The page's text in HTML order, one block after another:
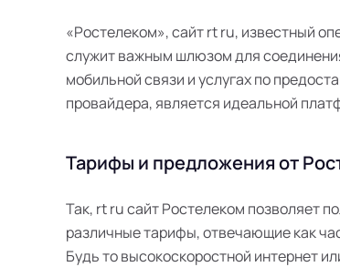
«Ростелеком», сайт rt ru, известный
служит важным шлюзом для
мобильной связи и услугах по
провайдера, является идеальной
Тарифы и предложения от
Так, rt ru сайт Ростелеком позволяет
различные тарифы, отвечающие как
Будь то высокоскоростной интернет